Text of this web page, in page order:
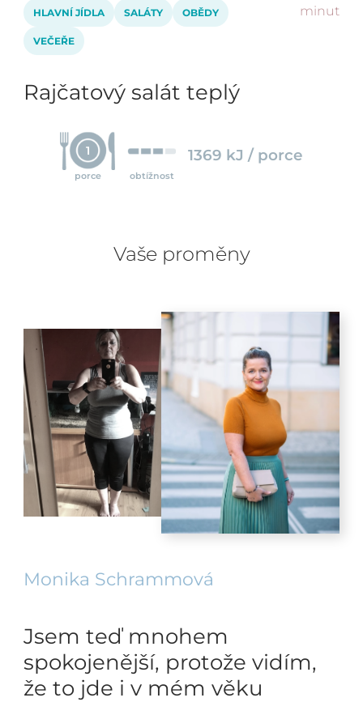
minut
HLAVNÍ JÍDLA SALÁTY OBĚDY
VEČEŘE
Rajčatový salát teplý
1
porce obtížnost
1369 kJ / porce
Vaše proměny
Monika Schrammová
Jsem teď mnohem
spokojenější, protože vidím,
že to jde i v mém věku